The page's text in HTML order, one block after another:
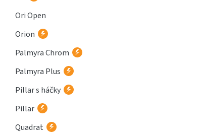
Ori Open
Orion
Palmyra Chrom
Palmyra Plus
Pillar s háčky
Pillar
Quadrat